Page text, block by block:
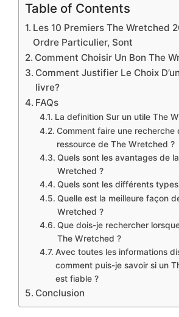
Table of Contents
Les 10 Premiers The Wretched
Ordre Particulier, Sont
Comment Choisir Un Bon The
Comment Justifier Le Choix
livre?
FAQs
La definition Sur un utile The
Comment faire une recherche
ressource de The Wretched ?
Quels sont les avantages de
Wretched ?
Quels sont les différents
Quelle est la meilleure façon
Wretched ?
Que dois-je rechercher
The Wretched ?
Avec toutes les informations
comment puis-je savoir si un
est fiable ?
Conclusion